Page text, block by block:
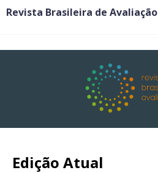
Edição Atual
Revista Brasileira de Avaliação